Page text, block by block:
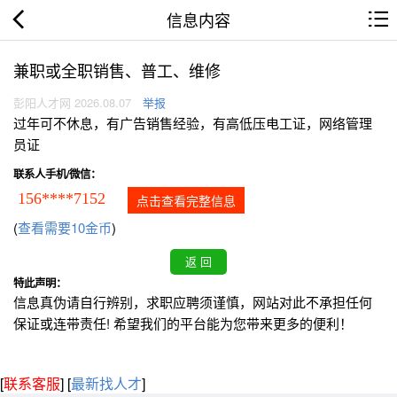
信息内容
兼职或全职销售、普工、维修
彭阳人才网 2026.08.07 举报
过年可不休息，有广告销售经验，有高低压电工证，网络管理
员证
联系人手机/微信：
156****7152 点击查看完整信息
(查看需要10金币)
特此声明：
信息真伪请自行辨别，求职应聘须谨慎，网站对此不承担任何
保证或连带责任! 希望我们的平台能为您带来更多的便利！
[联系客服] [最新找人才]